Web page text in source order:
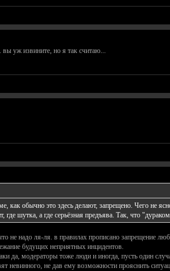
вы уж извините, но я так считаю...
обычно это здесь делают, запрещено. Чего не
шутка, а где серьёзная предъява. Так, что
не надо ля-ля. в правилах прописано запрещение
будущих неприятных инцидентов.
модераторы тоже люди и иногда, пусть один
невинного, не дав ему возможности прояснить